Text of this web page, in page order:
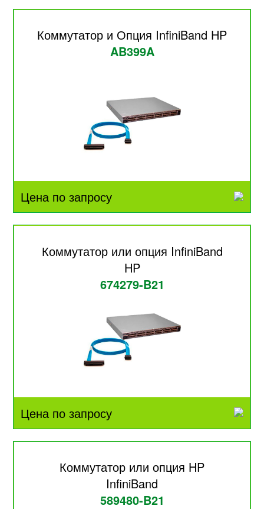
Коммутатор и Опция InfiniBand HP
AB399A
Цена по запросу
Коммутатор или опция InfiniBand
HP
674279-B21
Цена по запросу
Коммутатор или опция HP
InfiniBand
589480-B21